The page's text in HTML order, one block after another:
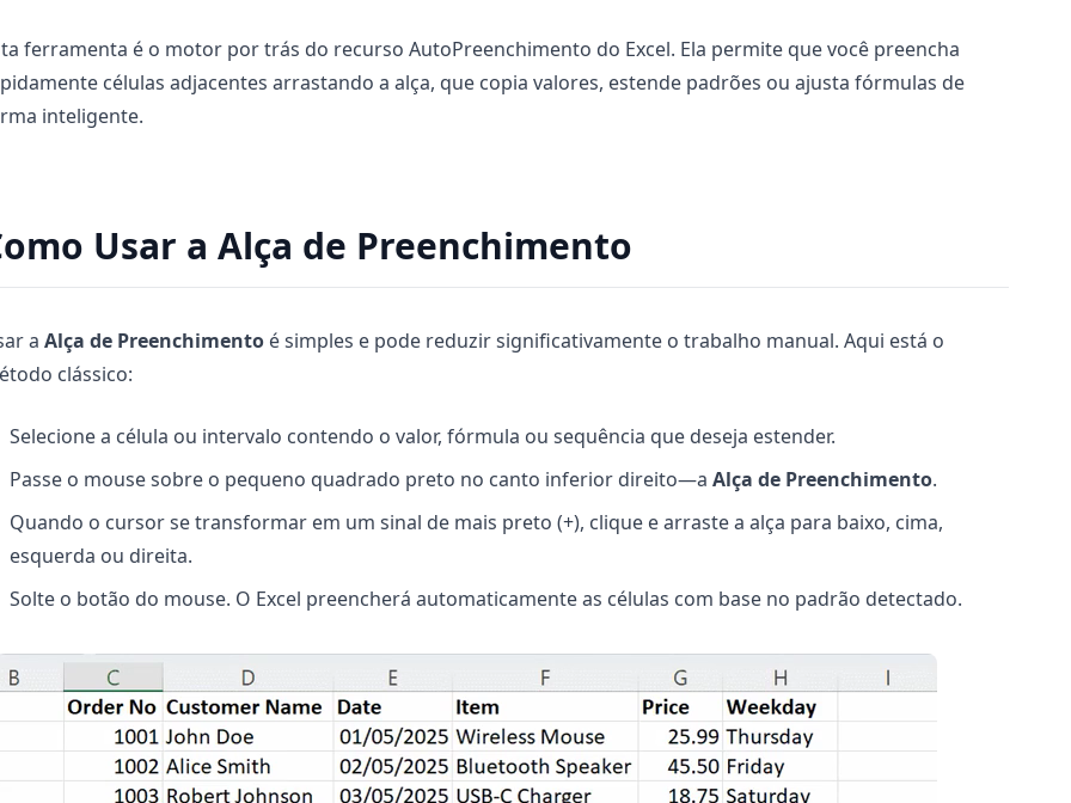
ferramenta é o motor por trás do recurso AutoPreenchimento do Excel. Ela permite que você preencha
células adjacentes arrastando a alça, que copia valores, estende padrões ou ajusta fórmulas de
inteligente.
Usar a Alça de Preenchimento
a Alça de Preenchimento é simples e pode reduzir significativamente o trabalho manual. Aqui está o
clássico:
Selecione a célula ou intervalo contendo o valor, fórmula ou sequência que deseja estender.
Passe o mouse sobre o pequeno quadrado preto no canto inferior direito—a Alça de Preenchimento.
Quando o cursor se transformar em um sinal de mais preto (+), clique e arraste a alça para baixo, cima,
esquerda ou direita.
Solte o botão do mouse. O Excel preencherá automaticamente as células com base no padrão detectado.